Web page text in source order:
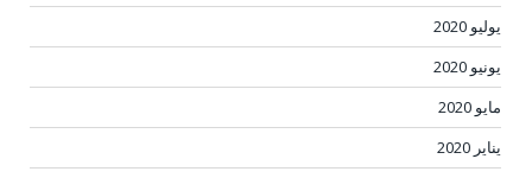
يوليو 2020
يونيو 2020
مايو 2020
يناير 2020